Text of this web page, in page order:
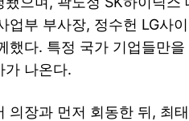
업부 부사장, 정수헌 LG사
했다. 특정 국가 기업들만
가 나온다.
의장과 먼저 회동한 뒤, 최